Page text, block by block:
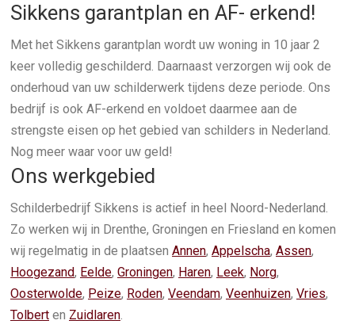
Sikkens garantplan en AF- erkend!
Met het Sikkens garantplan wordt uw woning in 10 jaar 2
keer volledig geschilderd. Daarnaast verzorgen wij ook de
onderhoud van uw schilderwerk tijdens deze periode. Ons
bedrijf is ook AF-erkend en voldoet daarmee aan de
strengste eisen op het gebied van schilders in Nederland.
Nog meer waar voor uw geld!
Ons werkgebied
Schilderbedrijf Sikkens is actief in heel Noord-Nederland.
Zo werken wij in Drenthe, Groningen en Friesland en komen
wij regelmatig in de plaatsen Annen, Appelscha, Assen,
Hoogezand, Eelde, Groningen, Haren, Leek, Norg,
Oosterwolde, Peize, Roden, Veendam, Veenhuizen, Vries,
Tolbert en Zuidlaren.